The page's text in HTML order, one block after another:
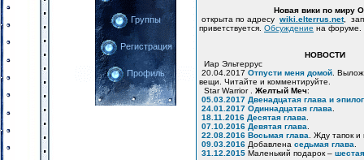
Группы
Регистрация
Профиль
Новая вики по миру
открыта по адресу wiki.elterrus.net,
приветствуется. Обсуждение на форуме.
НОВОСТИ
Иар Эльтеррус
20.04.2017 Отпусти меня домой .
вещи. Читайте и комментируйте.
Star Warrior . Желтый Меч:
05.03.2017 Двенадцатая глава и эпилог
24.01.2017 Одиннадцатая глава
18.11.2016 Десятая глава
07.10.2016 Девятая глава
22.08.2016 Восьмая глава . Жду тапок
09.03.2016 Добавлена седьмая глава
31.12.2015 Маленький подарок –